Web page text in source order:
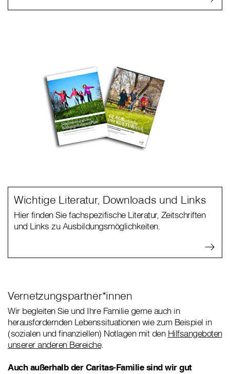
Wichtige Literatur, Downloads und Links
Hier finden Sie fachspezifische Literatur, Zeitschriften
und Links zu Ausbildungsmöglichkeiten.
Vernetzungspartner*innen
Wir begleiten Sie und Ihre Familie gerne auch in
herausfordernden Lebenssituationen wie zum Beispiel in
(sozialen und finanziellen) Notlagen mit den Hilfsangeboten
unserer anderen Bereiche.
Auch außerhalb der Caritas-Familie sind wir gut